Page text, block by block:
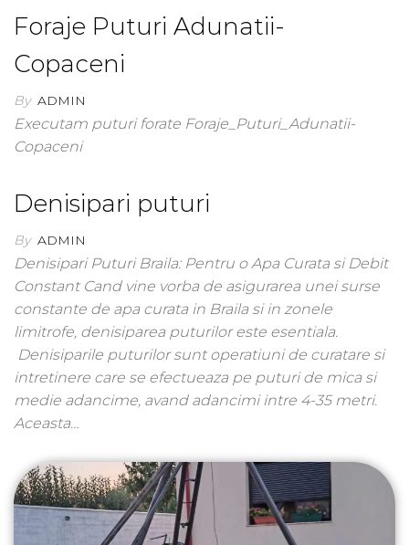
Foraje Puturi Adunatii-
Copaceni
By ADMIN
Executam puturi forate Foraje_Puturi_Adunatii-
Copaceni
Denisipari puturi
By ADMIN
Denisipari Puturi Braila: Pentru o Apa Curata si Debit
Constant Cand vine vorba de asigurarea unei surse
constante de apa curata in Braila si in zonele
limitrofe, denisiparea puturilor este esentiala.
Denisiparile puturilor sunt operatiuni de curatare si
intretinere care se efectueaza pe puturi de mica si
medie adancime, avand adancimi intre 4-35 metri.
Aceasta…